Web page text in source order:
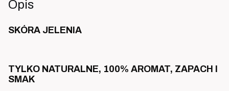
Opis
SKÓRA JELENIA
TYLKO NATURALNE, 100% AROMAT, ZAPACH I
SMAK